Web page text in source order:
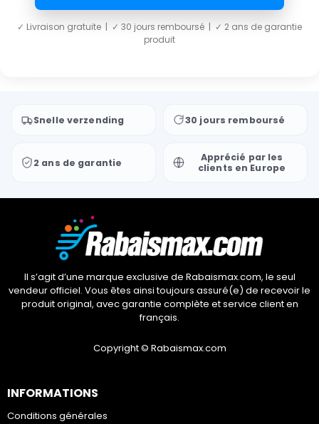
✓ Livraison gratuite | ✓ 30 jours remboursé | ✓ 2 ans de garantie
produit
Snelle verzending 30 jours remboursé
2 ans de garantie
Apprécié par les
clients en Europe
Il s’agit d’une marque exclusive de Rabaismax.com, le seul
vendeur officiel. Vous êtes ainsi toujours assuré(e) de recevoir le
produit original, avec garantie complète et service client en
français.
Copyright © Rabaismax.com
INFORMATIONS
Conditions générales